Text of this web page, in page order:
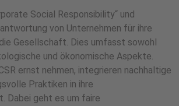
Social Responsibility“ und
von Unternehmen für ihre
Gesellschaft. Dies umfasst sowohl
und ökonomische Aspekte.
ernst nehmen, integrieren nachhaltige
Praktiken in ihre
Dabei geht es um faire